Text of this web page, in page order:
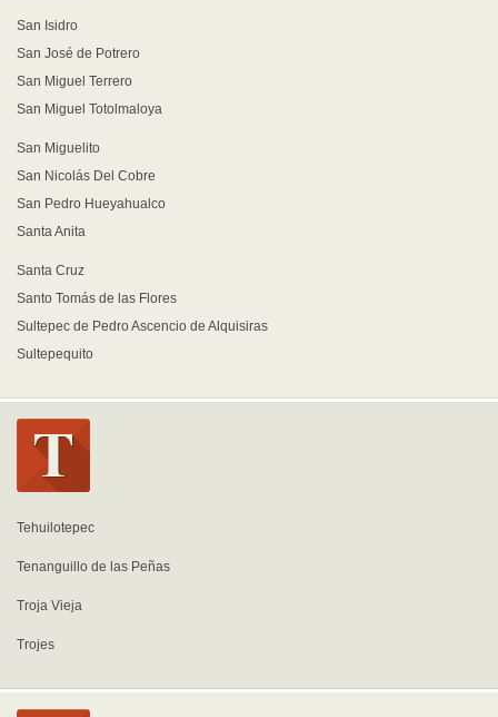
San Isidro
San José de Potrero
San Miguel Terrero
San Miguel Totolmaloya
San Miguelito
San Nicolás Del Cobre
San Pedro Hueyahualco
Santa Anita
Santa Cruz
Santo Tomás de las Flores
Sultepec de Pedro Ascencio de Alquisiras
Sultepequito
Tehuilotepec
Tenanguillo de las Peñas
Troja Vieja
Trojes